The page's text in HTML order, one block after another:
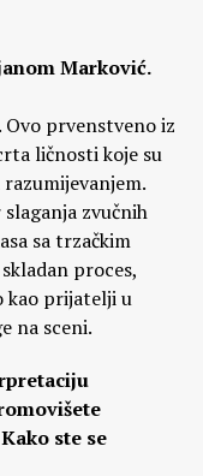
Marković.
prvenstveno iz
ličnosti koje su
zvučnih
sa trzačkim
proces,
kao prijatelji u
na sceni.
ste se